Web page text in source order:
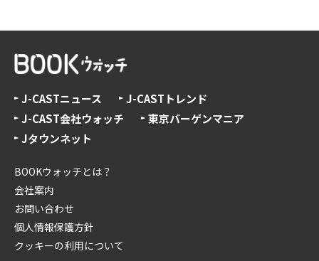
J-CASTニュース
J-CASTトレンド
J-CAST会社ウォッチ
東京バーゲンマニア
Jタウンネット
BOOKウォッチとは？
会社案内
お問い合わせ
個人情報保護方針
クッキーの利用について